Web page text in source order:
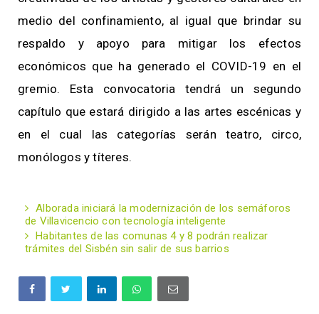
medio del confinamiento, al igual que brindar su
respaldo y apoyo para mitigar los efectos
económicos que ha generado el COVID-19 en el
gremio. Esta convocatoria tendrá un segundo
capítulo que estará dirigido a las artes escénicas y
en el cual las categorías serán teatro, circo,
monólogos y títeres.
Alborada iniciará la modernización de los semáforos
de Villavicencio con tecnología inteligente
Habitantes de las comunas 4 y 8 podrán realizar
trámites del Sisbén sin salir de sus barrios